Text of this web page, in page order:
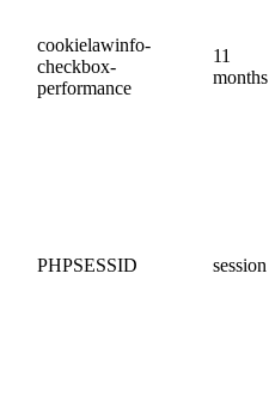
cookielawinfo-
checkbox-
performance
11
months
PHPSESSID session